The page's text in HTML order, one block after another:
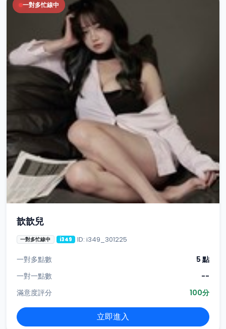
一對多忙線中
歆歆兒
一對多忙線中 i349 ID: i349_301225
一對多點數
5 點
一對一點數
--
滿意度評分
100分
立即進入